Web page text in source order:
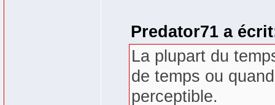
Predator71 a
La plupart du
de temps ou
perceptible.